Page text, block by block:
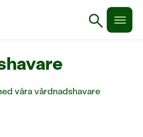
search
våra vårdnadshavare